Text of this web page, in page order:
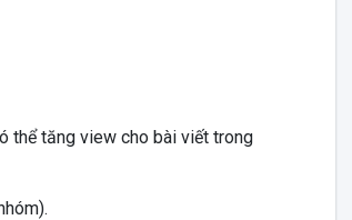
thể tăng view cho bài viết trong